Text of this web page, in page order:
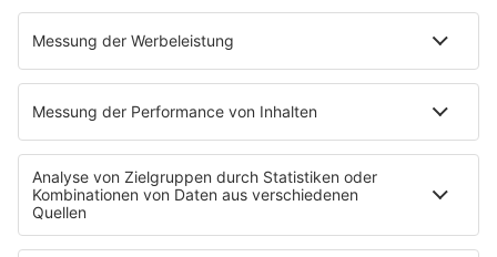
Niemand muss ein Promi sein
PROGRAMM
Mit den Waffeln einer Frau
SERVICE
Empfang
barba radio App